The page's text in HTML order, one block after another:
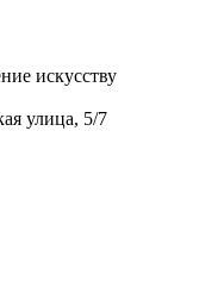
искусству
улица, 5/7